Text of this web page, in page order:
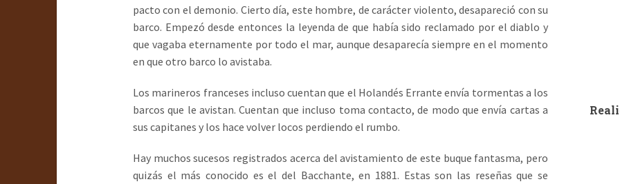
pacto con el demonio. Cierto día, este hombre, de carácter violento, desapareció con su
barco. Empezó desde entonces la leyenda de que había sido reclamado por el diablo y
que vagaba eternamente por todo el mar, aunque desaparecía siempre en el momento
en que otro barco lo avistaba.
Los marineros franceses incluso cuentan que el Holandés Errante envía tormentas a los
barcos que le avistan. Cuentan que incluso toma contacto, de modo que envía cartas a
sus capitanes y los hace volver locos perdiendo el rumbo.
Hay muchos sucesos registrados acerca del avistamiento de este buque fantasma, pero
quizás el más conocido es el del Bacchante, en 1881. Estas son las reseñas que se
mar y
una